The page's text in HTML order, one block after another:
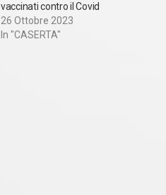
vaccinati contro il Covid
26 Ottobre 2023
In "CASERTA"